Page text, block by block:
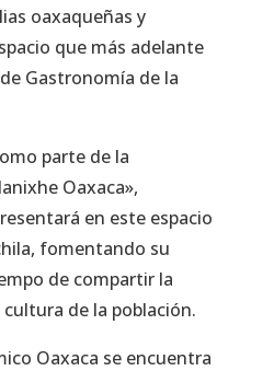
oaxaqueñas y
que más adelante
Gastronomía de la
parte de la
Oaxaca»,
en este espacio
fomentando su
de compartir la
de la población.
Oaxaca se encuentra